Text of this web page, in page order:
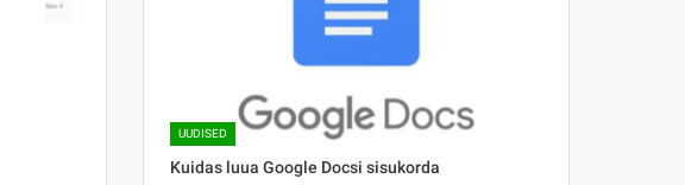
UUDISED
Kuidas luua Google Docsi sisukorda